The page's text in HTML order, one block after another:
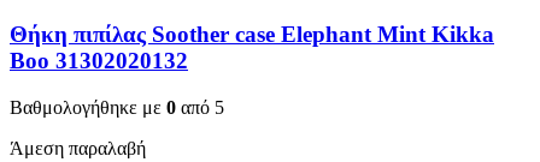
Θήκη πιπίλας Soother case Elephant Mint Kikka
Boo 31302020132
Βαθμολογήθηκε με 0 από 5
Άμεση παραλαβή